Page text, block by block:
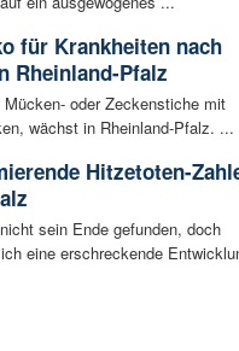
für Krankheiten nach
Rheinland-Pfalz
oder Zeckenstiche mit
wächst in Rheinland-Pfalz. ...
Hitzetoten-
sein Ende gefunden, doch
eine erschreckende